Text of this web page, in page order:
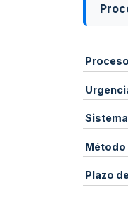
Método
Plazo